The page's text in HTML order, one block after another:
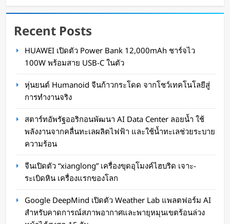
สตาร์ทอัพรัฐออริกอนพัฒนา AI Data Center ลอย
น้ำ ใช้พลังงานจากคลื่นทะเลผลิตไฟฟ้า และใช้น้ำ
Oat Content
Recent Posts
HUAWEI เปิดตัว Power Bank 12,000mAh ชาร์จไว
100W พร้อมสาย USB-C ในตัว
หุ่นยนต์ Humanoid จีนก้าวกระโดด จากโชว์เทคโนโลยีสู่
การทำงานจริง
สตาร์ทอัพรัฐออริกอนพัฒนา AI Data Center ลอยน้ำ ใช้
พลังงานจากคลื่นทะเลผลิตไฟฟ้า และใช้น้ำทะเลช่วยระบาย
ความร้อน
จีนเปิดตัว “xianglong” เครื่องขุดอุโมงค์ไฮบริด เจาะ-
ระเบิดหิน เครื่องแรกของโลก
Google DeepMind เปิดตัว Weather Lab แพลตฟอร์ม AI
สำหรับคาดการณ์สภาพอากาศและพายุหมุนเขตร้อนล่วง